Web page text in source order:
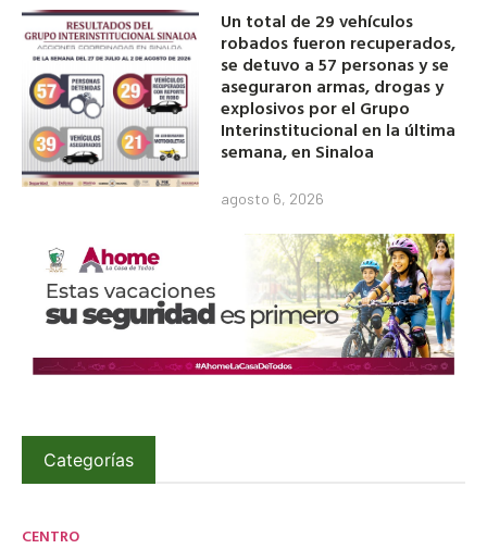
Un total de 29 vehículos
robados fueron recuperados,
se detuvo a 57 personas y se
aseguraron armas, drogas y
explosivos por el Grupo
Interinstitucional en la última
semana, en Sinaloa
agosto 6, 2026
Categorías
CENTRO